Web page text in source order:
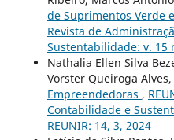
de Suprimentos Verde
Revista de
Sustentabilidade: v. 15
Nathalia Ellen Silva
Vorster Queiroga Alves,
Empreendedoras ,
Contabilidade e
REUNIR: 14, 3, 2024